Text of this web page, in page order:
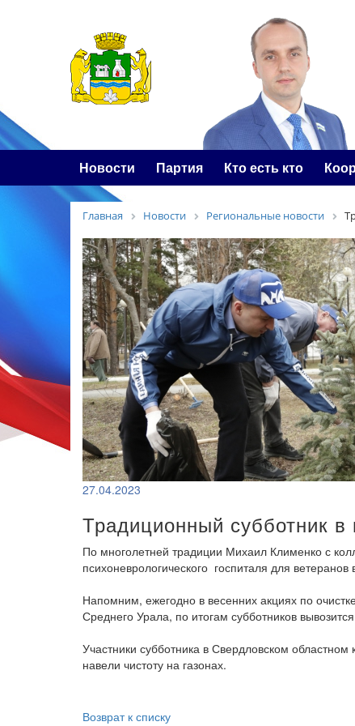
Новости Партия Кто есть кто
Главная Новости Региональные новости
27.04.2023
Традиционный субботник в
По многолетней традиции Михаил Клименко с
психоневрологического госпиталя для ветеранов
Напомним, ежегодно в весенних акциях по
Среднего Урала, по итогам субботников
Участники субботника в Свердловском
навели чистоту на газонах.
Возврат к списку